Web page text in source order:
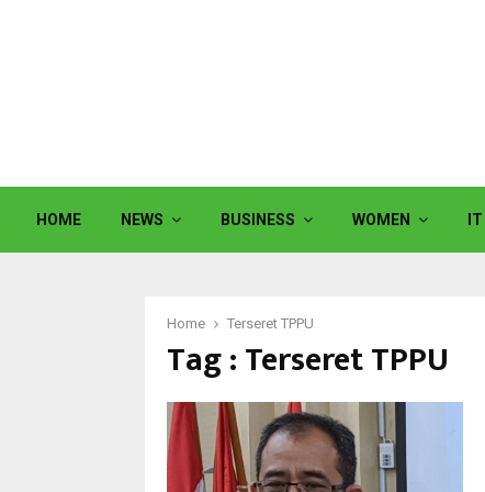
HOME NEWS BUSINESS WOMEN IT
Home Terseret TPPU
Tag : Terseret TPPU